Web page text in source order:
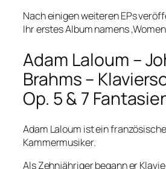
Nach einigen weiteren EPs
Ihr erstes Album namens
Adam Laloum –
Brahms –
Op. 5 & 7
Adam Laloum ist ein
Kammermusiker.
Als Zehnjähriger begann er